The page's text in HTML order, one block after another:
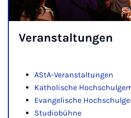
Ver­an­stal­tun­gen
AStA-Veranstaltungen
Katholische
Evangelische
Studiobühne